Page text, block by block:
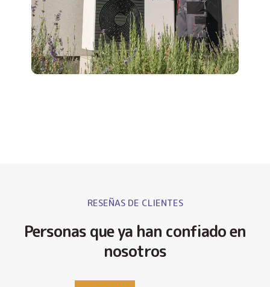
RESEÑAS DE CLIENTES
Personas que ya han confiado en
nosotros